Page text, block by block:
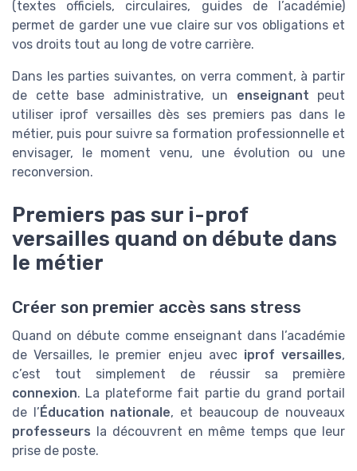
(textes officiels, circulaires, guides de l’académie)
permet de garder une vue claire sur vos obligations et
vos droits tout au long de votre carrière.
Dans les parties suivantes, on verra comment, à partir
de cette base administrative, un enseignant peut
utiliser iprof versailles dès ses premiers pas dans le
métier, puis pour suivre sa formation professionnelle et
envisager, le moment venu, une évolution ou une
reconversion.
Premiers pas sur i-prof
versailles quand on débute dans
le métier
Créer son premier accès sans stress
Quand on débute comme enseignant dans l’académie
de Versailles, le premier enjeu avec iprof versailles,
c’est tout simplement de réussir sa première
connexion. La plateforme fait partie du grand portail
de l’ Éducation nationale, et beaucoup de nouveaux
professeurs la découvrent en même temps que leur
prise de poste.